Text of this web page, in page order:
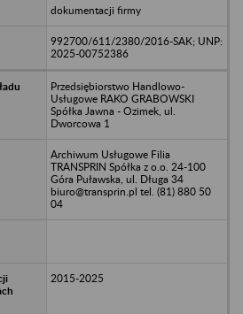
dokumentacji firmy
992700/611/2380/2016-SAK; UNP:
2025-00752386
Przedsiębiorstwo Handlowo-
Usługowe RAKO GRABOWSKI
Spółka Jawna - Ozimek, ul.
Dworcowa 1
Archiwum Usługowe Filia
TRANSPRIN Spółka z o.o. 24-100
Góra Puławska, ul. Długa 34
biuro@transprin.pl tel. (81) 880 50
04
2015-2025